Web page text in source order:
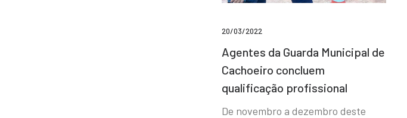
20/03/2022
Agentes da Guarda Municipal de
Cachoeiro concluem
qualificação profissional
De novembro a dezembro deste